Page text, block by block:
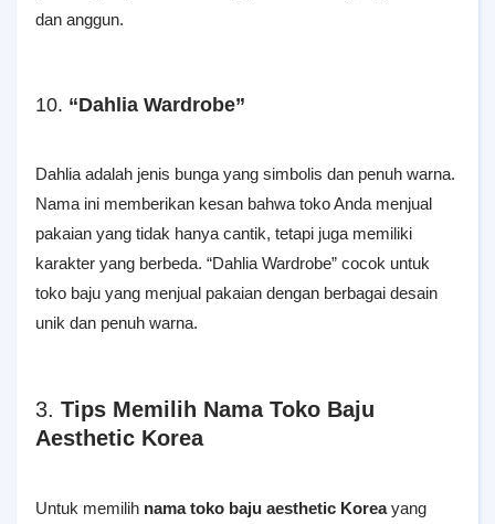
dan anggun.
10. “Dahlia Wardrobe”
Dahlia adalah jenis bunga yang simbolis dan penuh warna.
Nama ini memberikan kesan bahwa toko Anda menjual
pakaian yang tidak hanya cantik, tetapi juga memiliki
karakter yang berbeda. “Dahlia Wardrobe” cocok untuk
toko baju yang menjual pakaian dengan berbagai desain
unik dan penuh warna.
3. Tips Memilih Nama Toko Baju
Aesthetic Korea
Untuk memilih nama toko baju aesthetic Koreayang